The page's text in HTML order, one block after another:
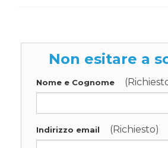
Non esitare a
Nome e Cognome
Indirizzo email (Richiesto)